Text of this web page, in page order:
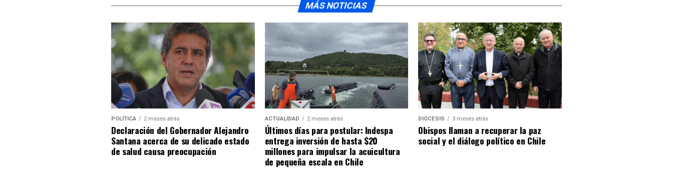
MÁS NOTICIAS
POLÍTICA 2 meses atrás
Declaración del Gobernador Alejandro
Santana acerca de su delicado estado
de salud causa preocupación
ACTUALIDAD 2 meses atrás
Últimos días para postular: Indespa
entrega inversión de hasta $20
millones para impulsar la acuicultura
de pequeña escala en Chile
DIÓCESIS 3 meses atrás
Obispos llaman a recuperar la paz
social y el diálogo político en Chile